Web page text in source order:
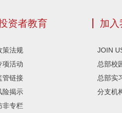
资者教育
策法规
项活动
管链接
险揭示
非专栏
加入
JOIN
总部校
总部实
分支机